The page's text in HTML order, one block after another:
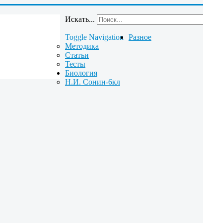
Искать...
Toggle Navigation
Разное
Методика
Статьи
Тесты
Биология
Н.И. Сонин-6кл